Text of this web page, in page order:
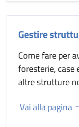
Gestire
Come fare per
foresterie, case
altre strutture
Vai alla pagina